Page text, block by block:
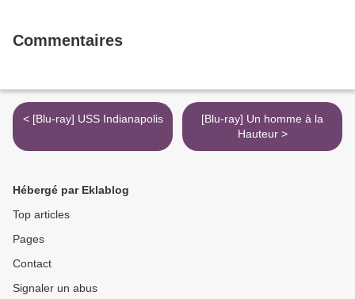
Commentaires
< [Blu-ray] USS Indianapolis
[Blu-ray] Un homme à la
Hauteur >
Hébergé par Eklablog
Top articles
Pages
Contact
Signaler un abus